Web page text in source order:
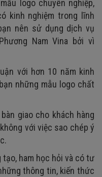
logo chuyên nghiệp,
kinh nghiệm trong lĩnh
nên sử dụng dịch vụ
Nam Vina bởi vì
với hơn 10 năm kinh
những mẫu logo chất
giao cho khách hàng
với việc sao chép ý
ham học hỏi và có tư
thông tin, kiến thức